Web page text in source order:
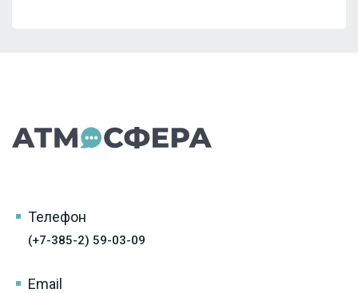
Телефон
(+7-385-2) 59-03-09
Email